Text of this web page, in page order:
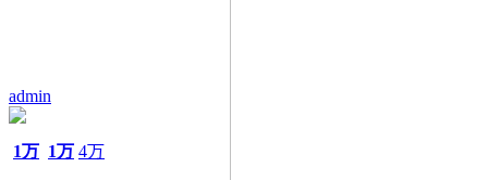
admin
1万 1万 4万